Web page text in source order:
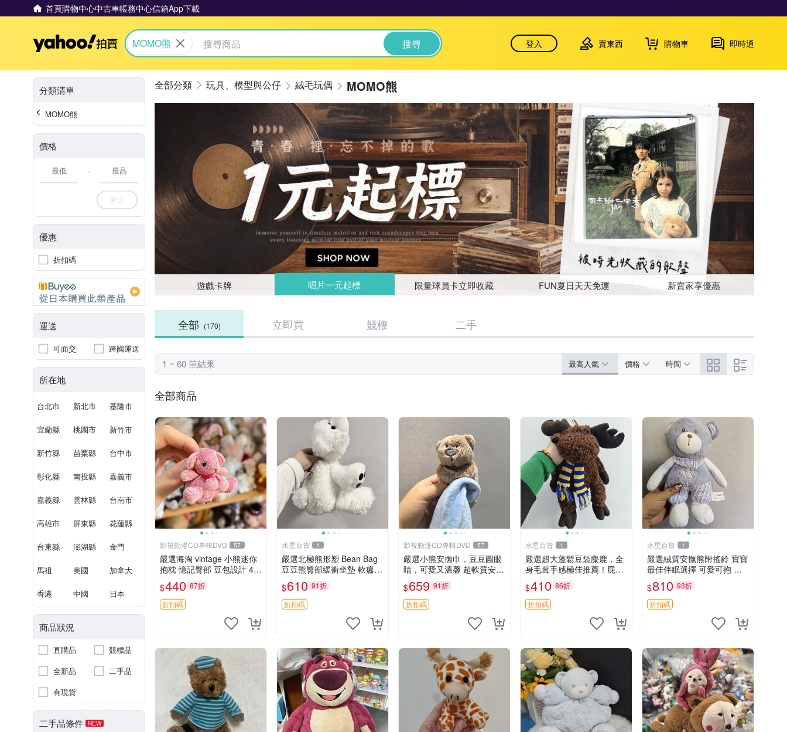
首頁購物中心中古車帳務中心信箱App下載
Yahoo拍賣
MOMO熊 搜尋 登入 賣東西 購物車 即時通
分類清單
MOMO熊
價格
-
確定
優惠
折扣碼
運送
可面交 跨國運送
所在地
台北市 新北市 基隆市
宜蘭縣 桃園市 新竹市
新竹縣 苗栗縣 台中市
彰化縣 南投縣 嘉義市
嘉義縣 雲林縣 台南市
高雄市 屏東縣 花蓮縣
台東縣 澎湖縣 金門
馬祖 美國 加拿大
香港 中國 日本
商品狀況
直購品
競標品
全新品
二手品
有現貨
二手品條件 NEW
玩具、模型與公仔 絨毛玩偶 MOMO熊
遊戲卡牌 唱片一元起標 限量球員卡立即收藏 FUN夏日天天免運 新賣家享優惠
全部 (170) 立即買 競標 二手
1 ~ 60 筆結果 最高人氣 價格 時間
全部商品
影視動漫CD專輯DVD 57
嚴選海淘 vintage 小熊迷你
抱枕 憶記臀部 豆包設計 4c
m 高 推薦收藏 迷你豆包小
熊、高臀部、豆袋抱枕
$440 87折
折扣碼
水星百貨 1
嚴選北極熊形塑 Bean Bag
豆豆熊臀部緩衝坐墊 軟癟癟
舒壓設計 保暖又實用 適合
久坐放松 推薦居家使用 RU
SS系列 豆豆熊屁屁坐墊 3D
顆粒結構
$610 91折
折扣碼
影視動漫CD專輯DVD 57
嚴選小熊安撫巾，豆豆圓眼
睛，可愛又溫馨 超軟質安撫
巾，豆豆設計，哄睡好幫手
約克豆豆眼安撫巾 數碼豆豆
眼
$659 91折
折扣碼
水星百貨 1
嚴選超大蓬鬆豆袋麋鹿，全
身毛茸手感極佳推薦！屁股
與四肢填充均勻，適合收藏
與孩童共賞。 麋鹿 豆袋 毛
茸玩具
$410 86折
折扣碼
水星百貨 1
嚴選絨質安撫熊附搖鈴 寶寶
最佳伴眠選擇 可愛可抱 絨
毛玩具 安撫熊 嬰兒用
$810 93折
折扣碼